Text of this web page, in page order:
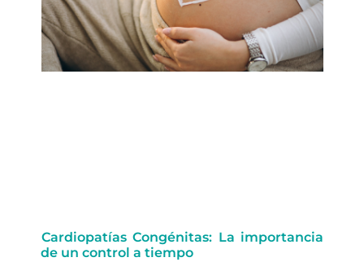
Cardiopatías Congénitas: La importancia
de un control a tiempo